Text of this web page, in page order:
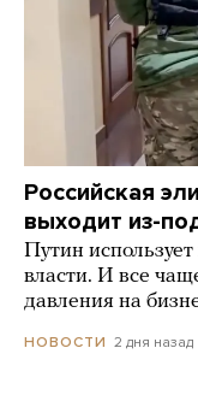
Российская
выходит из-
Путин
власти. И все
давления на
НОВОСТИ 2 дня назад